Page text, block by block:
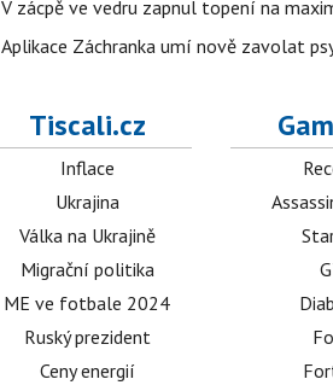
V zácpě ve vedru zapnul topení na
Aplikace Záchranka umí nově zavolat
Tiscali.cz
Inflace
Ukrajina
Válka na Ukrajině
Migrační politika
ME ve fotbale 2024
Ruský prezident
Ceny energií